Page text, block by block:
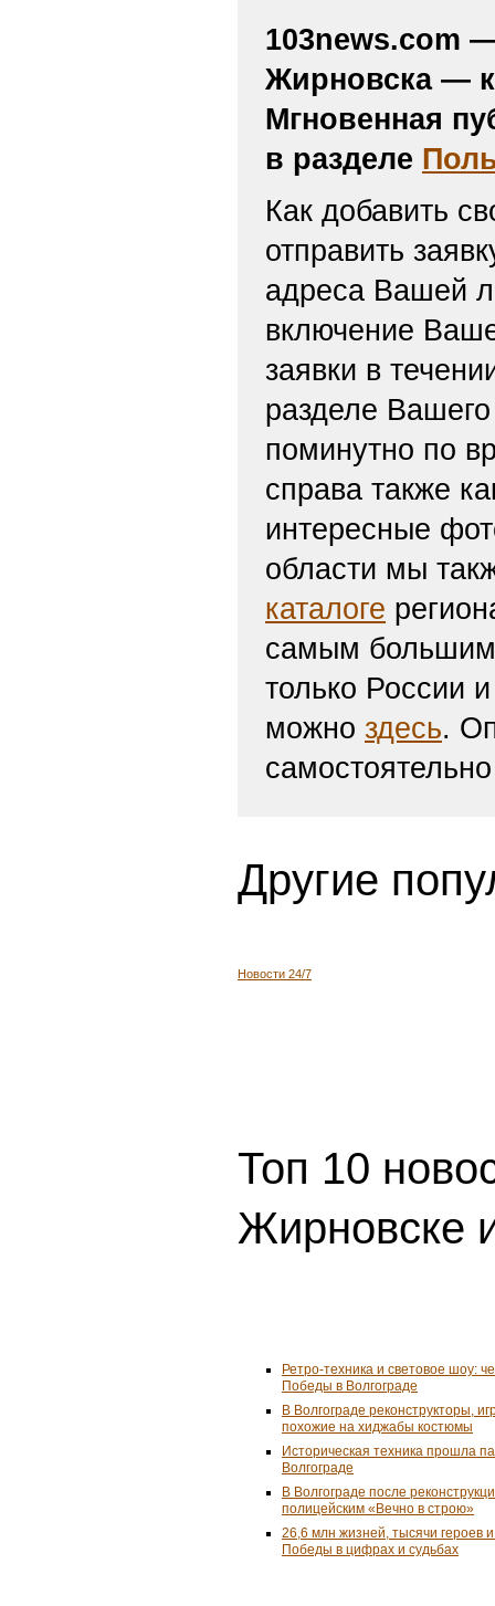
103news.com
Жирновска —
Мгновенная
в разделе
Как добавить
отправить
адреса Вашей
включение
заявки в
разделе
поминутно по
справа также
интересные
области мы
каталоге
самым большим
только России
можно здесь.
Другие
Новости 24/7
Топ 10
Жирновске
Ретро-техника и световое шоу:
Победы в Волгограде
В Волгограде реконструкторы,
похожие на хиджабы костюмы
Историческая техника прошла
Волгограде
В Волгограде после
полицейским «Вечно в строю»
26,6 млн жизней, тысячи героев
Победы в цифрах и судьбах